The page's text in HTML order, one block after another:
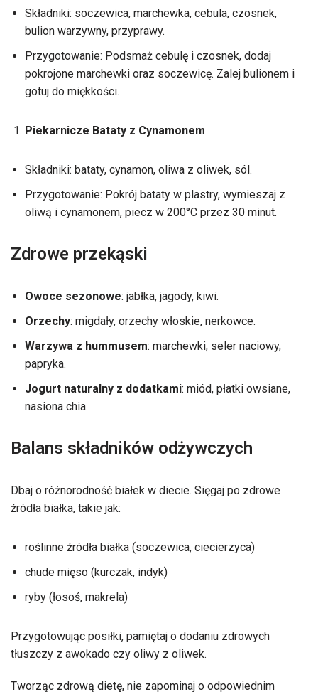
Składniki: soczewica, marchewka, cebula, czosnek,
bulion warzywny, przyprawy.
Przygotowanie: Podsmaż cebulę i czosnek, dodaj
pokrojone marchewki oraz soczewicę. Zalej bulionem i
gotuj do miękkości.
Piekarnicze Bataty z Cynamonem
Składniki: bataty, cynamon, oliwa z oliwek, sól.
Przygotowanie: Pokrój bataty w plastry, wymieszaj z
oliwą i cynamonem, piecz w 200°C przez 30 minut.
Zdrowe przekąski
Owoce sezonowe: jabłka, jagody, kiwi.
Orzechy: migdały, orzechy włoskie, nerkowce.
Warzywa z hummusem: marchewki, seler naciowy,
papryka.
Jogurt naturalny z dodatkami: miód, płatki owsiane,
nasiona chia.
Balans składników odżywczych
Dbaj o różnorodność białek w diecie. Sięgaj po zdrowe
źródła białka, takie jak:
roślinne źródła białka (soczewica, ciecierzyca)
chude mięso (kurczak, indyk)
ryby (łosoś, makrela)
Przygotowując posiłki, pamiętaj o dodaniu zdrowych
tłuszczy z awokado czy oliwy z oliwek.
Tworząc zdrową dietę, nie zapominaj o odpowiednim